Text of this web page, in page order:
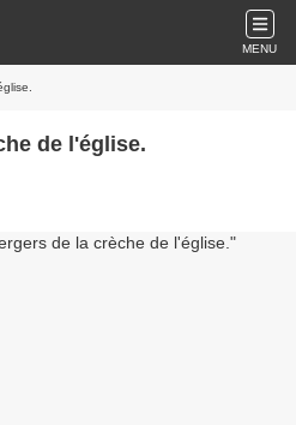
MENU
de l'église.